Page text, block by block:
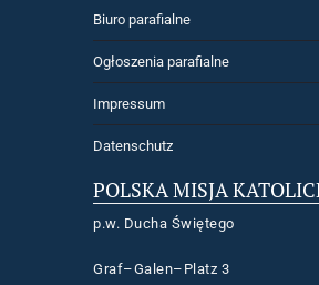
Biuro parafialne
Ogłoszenia parafialne
Impressum
Datenschutz
POLSKA MISJA
p.w. Ducha Świętego
Graf–Galen–Platz 3